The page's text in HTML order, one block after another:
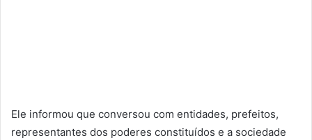
Ele informou que conversou com entidades, prefeitos,
representantes dos poderes constituídos e a sociedade